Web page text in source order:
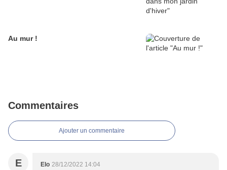
Au mur !
Commentaires
Ajouter un commentaire
E Elo 28/12/2022 14:04